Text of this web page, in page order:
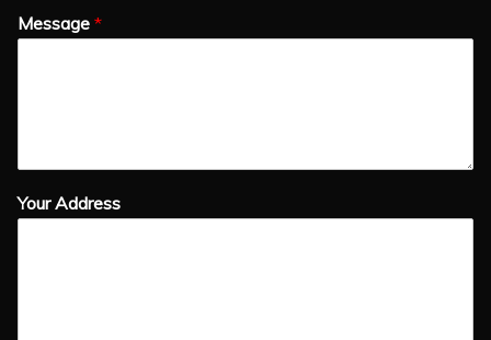
Message *
Your Address